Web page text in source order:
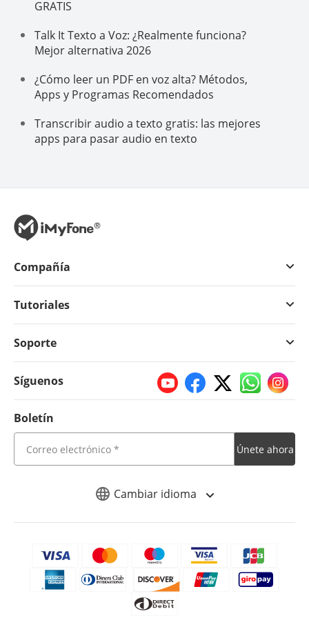
GRATIS
Talk It Texto a Voz: ¿Realmente funciona?
Mejor alternativa 2026
¿Cómo leer un PDF en voz alta? Métodos,
Apps y Programas Recomendados
Transcribir audio a texto gratis: las mejores
apps para pasar audio en texto
Cambiar idioma
Compañía
Tutoriales
Soporte
Síguenos
Boletín
Únete ahora